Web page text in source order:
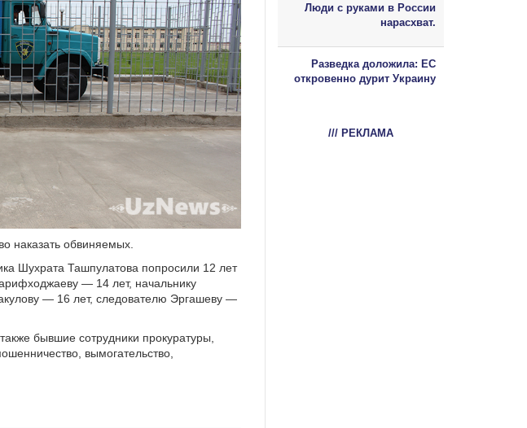
наказать обвиняемых.
Шухрата Ташпулатова попросили 12 лет
— 14 лет, начальнику
— 16 лет, следователю Эргашеву —
бывшие сотрудники прокуратуры,
вымогательство,
Люди с руками в России
нарасхват.
Разведка доложила: ЕС
откровенно дурит Украину
/// РЕКЛАМА